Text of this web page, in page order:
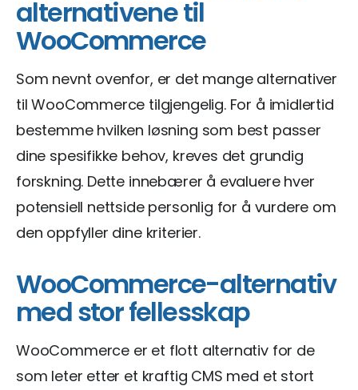
alternativene til
WooCommerce
Som nevnt ovenfor, er det mange alternativer
til WooCommerce tilgjengelig. For å imidlertid
bestemme hvilken løsning som best passer
dine spesifikke behov, kreves det grundig
forskning. Dette innebærer å evaluere hver
potensiell nettside personlig for å vurdere om
den oppfyller dine kriterier.
WooCommerce-alternativ
med stor fellesskap
WooCommerce er et flott alternativ for de
som leter etter et kraftig CMS med et stort